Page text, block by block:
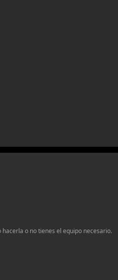
o no tienes el equipo necesario.